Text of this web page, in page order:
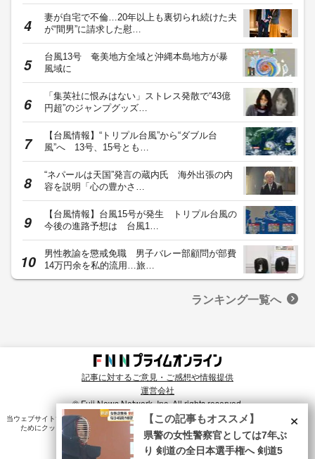
妻が自宅で不倫…20年以上も裏切られ続けた夫
が“間男”に請求した慰…
台風13号 奄美地方全域と沖縄本島地方が暴
風域に
「集英社に恨みはない」ストレス発散で“43億
円超”のジャンプグッズ…
【台風情報】“トリプル台風”から“ダブル台
風”へ 13号、15号とも…
“ネパールは天国”発言の蔵内氏 海外出張の内
容を説明「心の豊かさ…
【台風情報】台風15号が発生 トリプル台風の
今後の進路予想は 台風1…
男性教諭を懲戒免職 男子バレー部顧問が部費
14万円余を私的流用…旅…
ランキング一覧へ
記事に対するご意見・ご感想や情報提供
運営会社
© Fuji News Network, Inc. All rights reserved.
当ウェブサイトでは、ユーザのニーズ・興味・関⼼に合致したコンテンツや広告配信を提供する
ためにクッキーを使⽤しています。詳細は、プライバシーポリシー をご確認ください。×
【この記事もオススメ】
県警の女性警察官としては7年ぶ
り 剣道の全日本選手権へ 剣道5